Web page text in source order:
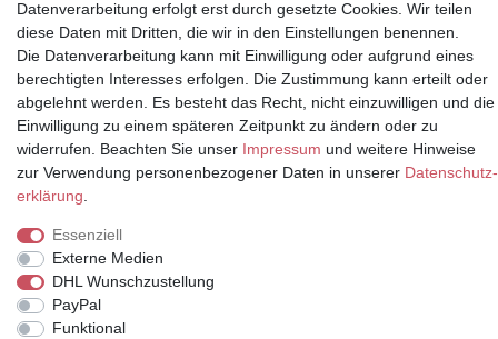
Partner
* Alle Preise inkl.
Mehrwertsteuer und zuzüglich
Versand | **ehemaliger
© Copyright 2026 | Alle Rechte vorbehalten.
Datenverarbeitung erfolgt erst durch gesetzte Cookies. Wir teilen
diese Daten mit Dritten, die wir in den Einstellungen benennen.
Die Datenverarbeitung kann mit Einwilligung oder aufgrund eines
berechtigten Interesses erfolgen. Die Zustimmung kann erteilt oder
abgelehnt werden. Es besteht das Recht, nicht einzuwilligen und die
Einwilligung zu einem späteren Zeitpunkt zu ändern oder zu
widerrufen. Beachten Sie unser Impressum und weitere Hinweise
zur Verwendung personenbezogener Daten in unserer Daten­schutz­
erklärung
Essenziell
Externe Medien
DHL Wunschzustellung
PayPal
Funktional